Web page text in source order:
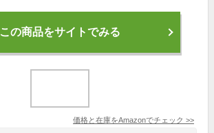
この商品をサイトでみる
価格と在庫をAmazonでチェック >>